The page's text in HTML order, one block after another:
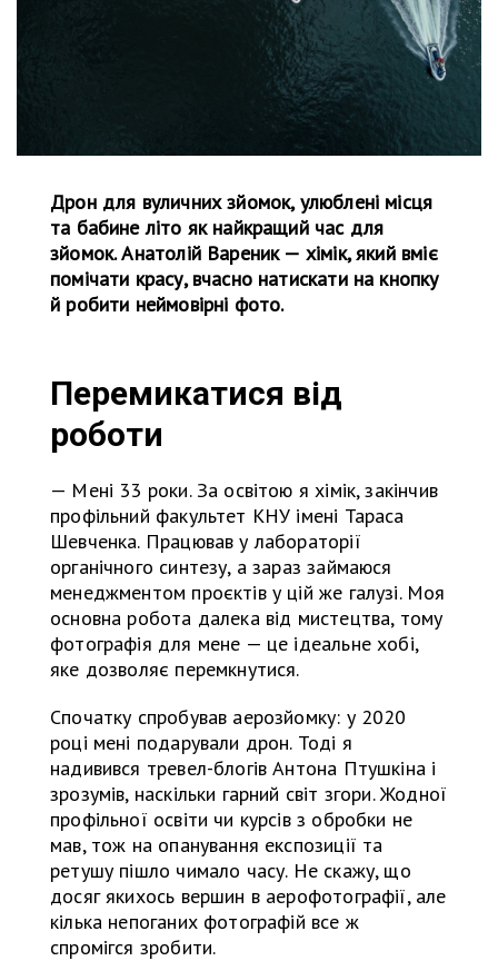
Дрон для вуличних зйомок, улюблені місця
та бабине літо як найкращий час для
зйомок. Анатолій Вареник — хімік, який вміє
помічати красу, вчасно натискати на кнопку
й робити неймовірні фото.
Перемикатися від
роботи
— Мені 33 роки. За освітою я хімік, закінчив
профільний факультет КНУ імені Тараса
Шевченка. Працював у лабораторії
органічного синтезу, а зараз займаюся
менеджментом проєктів у цій же галузі. Моя
основна робота далека від мистецтва, тому
фотографія для мене — це ідеальне хобі,
яке дозволяє перемкнутися.
Спочатку спробував аерозйомку: у 2020
році мені подарували дрон. Тоді я
надивився тревел-блогів Антона Птушкіна і
зрозумів, наскільки гарний світ згори. Жодної
профільної освіти чи курсів з обробки не
мав, тож на опанування експозиції та
ретушу пішло чимало часу. Не скажу, що
досяг якихось вершин в аерофотографії, але
кілька непоганих фотографій все ж
спромігся зробити.